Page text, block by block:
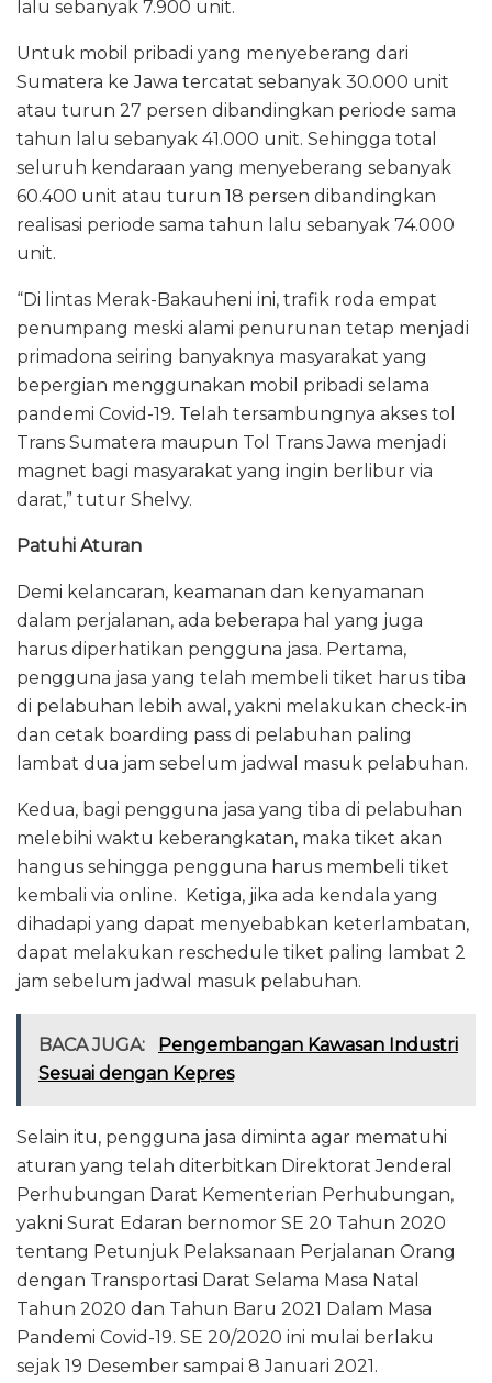
lalu sebanyak 7.900 unit.
Untuk mobil pribadi yang menyeberang dari
Sumatera ke Jawa tercatat sebanyak 30.000 unit
atau turun 27 persen dibandingkan periode sama
tahun lalu sebanyak 41.000 unit. Sehingga total
seluruh kendaraan yang menyeberang sebanyak
60.400 unit atau turun 18 persen dibandingkan
realisasi periode sama tahun lalu sebanyak 74.000
unit.
“Di lintas Merak-Bakauheni ini, trafik roda empat
penumpang meski alami penurunan tetap menjadi
primadona seiring banyaknya masyarakat yang
bepergian menggunakan mobil pribadi selama
pandemi Covid-19. Telah tersambungnya akses tol
Trans Sumatera maupun Tol Trans Jawa menjadi
magnet bagi masyarakat yang ingin berlibur via
darat,” tutur Shelvy.
Patuhi Aturan
Demi kelancaran, keamanan dan kenyamanan
dalam perjalanan, ada beberapa hal yang juga
harus diperhatikan pengguna jasa. Pertama,
pengguna jasa yang telah membeli tiket harus tiba
di pelabuhan lebih awal, yakni melakukan check-in
dan cetak boarding pass di pelabuhan paling
lambat dua jam sebelum jadwal masuk pelabuhan.
Kedua, bagi pengguna jasa yang tiba di pelabuhan
melebihi waktu keberangkatan, maka tiket akan
hangus sehingga pengguna harus membeli tiket
kembali via online. Ketiga, jika ada kendala yang
dihadapi yang dapat menyebabkan keterlambatan,
dapat melakukan reschedule tiket paling lambat 2
jam sebelum jadwal masuk pelabuhan.
BACA JUGA:
Pengembangan Kawasan Industri
Sesuai dengan Kepres
Selain itu, pengguna jasa diminta agar mematuhi
aturan yang telah diterbitkan Direktorat Jenderal
Perhubungan Darat Kementerian Perhubungan,
yakni Surat Edaran bernomor SE 20 Tahun 2020
tentang Petunjuk Pelaksanaan Perjalanan Orang
dengan Transportasi Darat Selama Masa Natal
Tahun 2020 dan Tahun Baru 2021 Dalam Masa
Pandemi Covid-19. SE 20/2020 ini mulai berlaku
sejak 19 Desember sampai 8 Januari 2021.